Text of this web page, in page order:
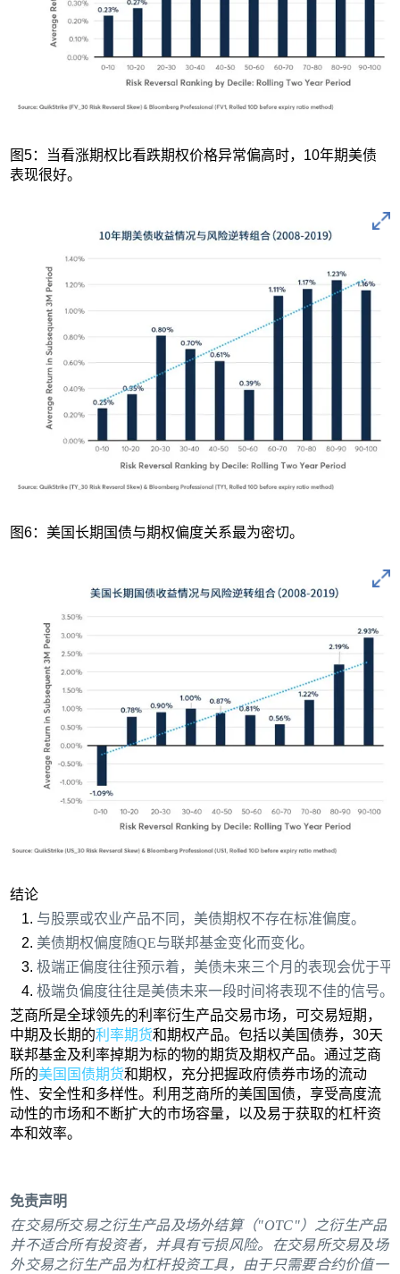
图5：当看涨期权比看跌期权价格异常偏高时，10年期美债
表现很好。
图6：美国长期国债与期权偏度关系最为密切。
结论
与股票或农业产品不同，美债期权不存在标准偏度。
美债期权偏度随QE与联邦基金变化而变化。
极端正偏度往往预示着，美债未来三个月的表现会优于平
极端负偏度往往是美债未来一段时间将表现不佳的信号。
芝商所是全球领先的利率衍生产品交易市场，可交易短期，
中期及长期的利率期货和期权产品。包括以美国债券，30天
联邦基金及利率掉期为标的物的期货及期权产品。通过芝商
所的美国国债期货和期权，充分把握政府债券市场的流动
性、安全性和多样性。利用芝商所的美国国债，享受高度流
动性的市场和不断扩大的市场容量，以及易于获取的杠杆资
本和效率。
免责声明
在交易所交易之衍生产品及场外结算（"OTC"）之衍生产品
并不适合所有投资者，并具有亏损风险。在交易所交易及场
外交易之衍生产品为杠杆投资工具，由于只需要合约价值一